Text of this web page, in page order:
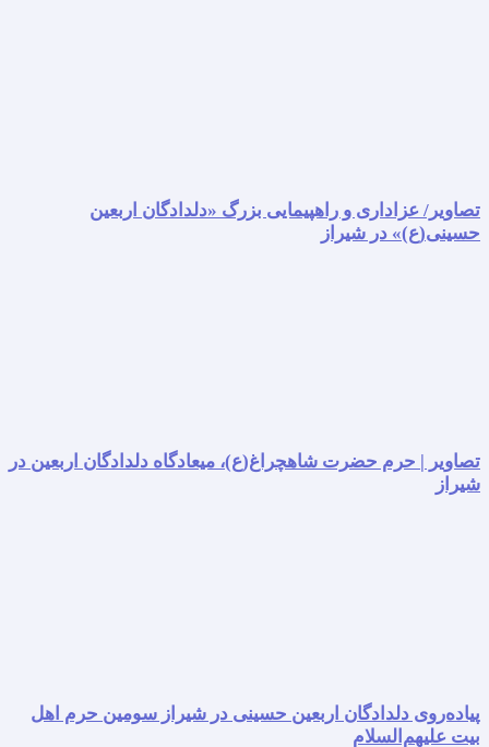
تصاویر/ عزاداری و راهپیمایی بزرگ «دلدادگان اربعین
حسینی(ع)» در شیراز
تصاویر | حرم حضرت شاهچراغ(ع)، میعادگاه دلدادگان اربعین در
شیراز
پیاده‌روی دلدادگان اربعین حسینی در شیراز سومین حرم اهل
بیت علیهم‌السلام